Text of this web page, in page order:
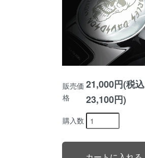
販売価
格
21,000円(税込
23,100円)
購入数